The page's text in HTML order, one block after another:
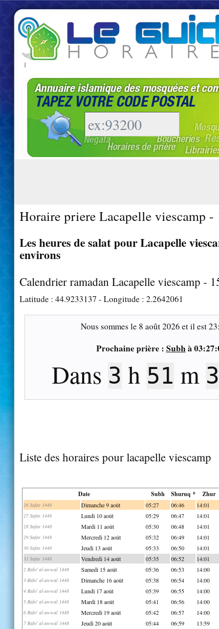
|
Horaire priere Lacapelle viescamp -
Les heures de salat pour Lacapelle
environs
Calendrier ramadan Lacapelle viescamp -
Latitude : 44.9233137 - Longitude : 2.2642061
Nous sommes le 8 août 2026 et il est
Prochaine prière : Subhà
Dans 3 h 51 m
Liste des horaires pour lacapelle viescamp
Date Subh Shuruq * Zhur
26 Safar 1448 Dimanche 9 août 05:27 06:46 14:01
27 Safar 1448 Lundi 10 août 05:29 06:47 14:01
28 Safar 1448 Mardi 11 août 05:30 06:48 14:01
29 Safar 1448 Mercredi 12 août 05:32 06:49 14:01
30 Safar 1448 Jeudi 13 août 05:33 06:50 14:01
31 Safar 1448 Vendredi 14 août 05:35 06:52 14:01
2 Rabi' al-awwal 1448 Samedi 15 août 05:36 06:53 14:00
3 Rabi' al-awwal 1448 Dimanche 16 août 05:38 06:54 14:00
4 Rabi' al-awwal 1448 Lundi 17 août 05:39 06:55 14:00
5 Rabi' al-awwal 1448 Mardi 18 août 05:41 06:56 14:00
6 Rabi' al-awwal 1448 Mercredi 19 août 05:42 06:57 14:00
7 Rabi' al-awwal 1448 Jeudi 20 août 05:44 06:59 13:59